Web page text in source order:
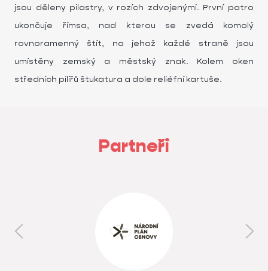
jsou děleny pilastry, v rozích zdvojenými. První patro
ukončuje římsa, nad kterou se zvedá komolý
rovnoramenný štít, na jehož každé straně jsou
umístěny zemský a městský znak. Kolem oken
středních pilířů štukatura a dole reliéfní kartuše.
Partneři